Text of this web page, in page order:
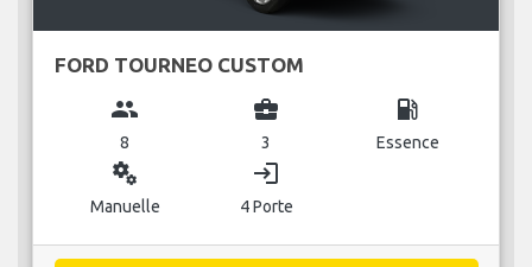
FORD TOURNEO CUSTOM
group
8
business_center
3
local_gas_station
Essence
miscellaneous_services
Manuelle
login
4 Porte